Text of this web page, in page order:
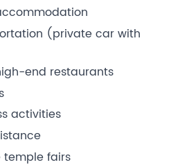
(private car with
end restaurants
activities
temple fairs